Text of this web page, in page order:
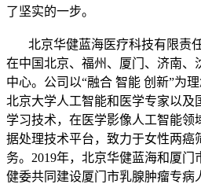
了坚实的一步。
北京华健蓝海医疗科技有限责
在中国北京、福州、厦门、济南、
中心。公司以“融合 智能 创新”为
北京大学人工智能和医学专家以及
学习技术，在医学影像人工智能领
据处理技术平台，致力于女性两癌
务。2019年，北京华健蓝海和厦
健委共同建设厦门市乳腺肿瘤专病